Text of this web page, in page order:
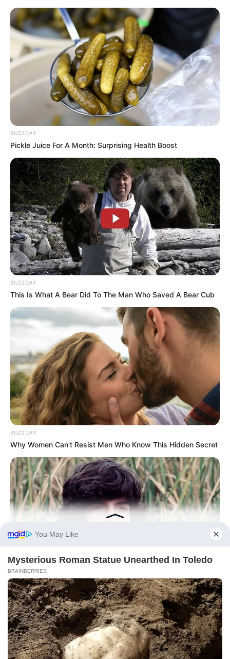
BUZZDAY
Pickle Juice For A Month: Surprising Health Boost
BUZZDAY
This Is What A Bear Did To The Man Who Saved A Bear Cub
BUZZDAY
Why Women Can't Resist Men Who Know This Hidden Secret
BUZZDAY
Remember Albert? You Better Sit Down Before You See Him
Today
BUZZDAY
Eagle Catches Pet Bunny In Yard -Watch What The Neighbor
Did Next